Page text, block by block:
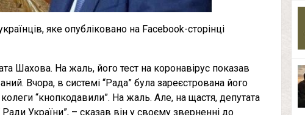
яке опубліковано на Facebook-сторінці
Шахова. На жаль, його тест на коронавірус показав
Вчора, в системі “Рада” була зареєстрована його
“кнопкодавили”. На жаль. Але, на щастя, депутата
України”, – сказав він у своєму зверненні до